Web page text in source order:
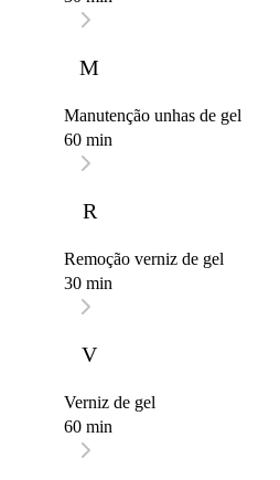
M
Manutenção unhas de gel
60 min
R
Remoção verniz de gel
30 min
V
Verniz de gel
60 min